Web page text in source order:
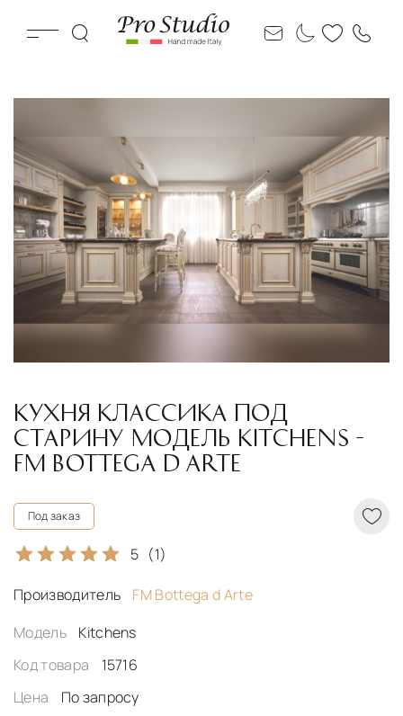
КУХНЯ КЛАССИКА ПОД
СТАРИНУ МОДЕЛЬ KITCHENS -
FM BOTTEGA D ARTE
Под заказ
5 (1)
Производитель
FM Bottega d Arte
Модель
Kitchens
Код товара
15716
Цена
По запросу